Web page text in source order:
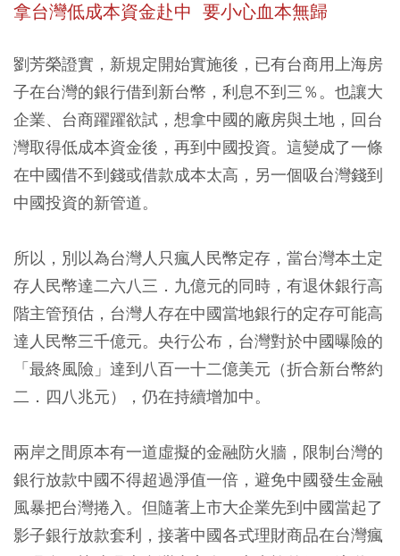
拿台灣低成本資金赴中 要小心血本無歸
劉芳榮證實，新規定開始實施後，已有台商用上海房
子在台灣的銀行借到新台幣，利息不到三％。也讓大
企業、台商躍躍欲試，想拿中國的廠房與土地，回台
灣取得低成本資金後，再到中國投資。這變成了一條
在中國借不到錢或借款成本太高，另一個吸台灣錢到
中國投資的新管道。
所以，別以為台灣人只瘋人民幣定存，當台灣本土定
存人民幣達二六八三．九億元的同時，有退休銀行高
階主管預估，台灣人存在中國當地銀行的定存可能高
達人民幣三千億元。央行公布，台灣對於中國曝險的
「最終風險」達到八百一十二億美元（折合新台幣約
二．四八兆元），仍在持續增加中。
兩岸之間原本有一道虛擬的金融防火牆，限制台灣的
銀行放款中國不得超過淨值一倍，避免中國發生金融
風暴把台灣捲入。但隨著上市大企業先到中國當起了
影子銀行放款套利，接著中國各式理財商品在台灣瘋